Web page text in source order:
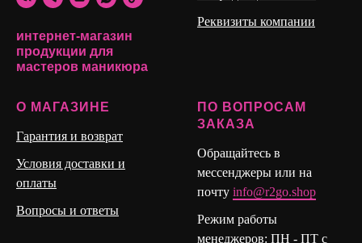
Полигель подходит для техники моделирования на
верхние формы с гель лаком на готовность. Хорошо
полимеризуется даже через плотный цвет гель лака.
зоне стресса, которые не ломаются и не трескаются.
Подходит полигель для создания объемных дизайнов на
ногтях за счет своих свойств и консистенции.
интернет-магазин
продукции для
мастеров маникюра
Реквизиты компании
О МАГАЗИНЕ
Гарантия и возврат
Условия доставки и
оплаты
Вопросы и ответы
ПО ВОПРОСАМ
ЗАКАЗА
Обращайтесь в
мессенджеры или на
почту info@r2go.shop
Режим работы
менеджеров: ПН - ПТ с